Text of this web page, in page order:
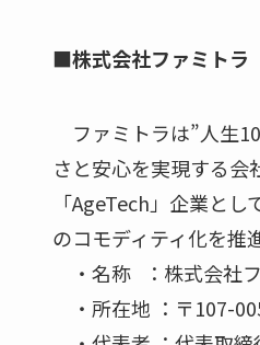
■株式会社ファミトラ
ファミトラは”人生
さと安心を実現する会
「AgeTech」企業と
のコモディティ化を推
・名称 ：株式会社
・所在地 ：〒107-